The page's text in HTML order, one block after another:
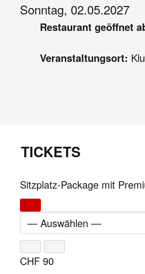
Sonntag, 02.05.2027
Restaurant geöffnet
Veranstaltungsort:
TICKETS
Sitzplatz-Package mit
CHF 90